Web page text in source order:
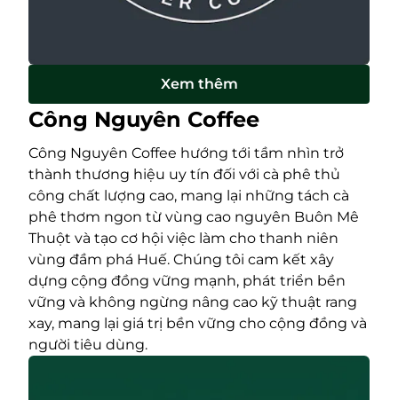
Xem thêm
Công Nguyên Coffee
Công Nguyên Coffee hướng tới tầm nhìn trở
thành thương hiệu uy tín đối với cà phê thủ
công chất lượng cao, mang lại những tách cà
phê thơm ngon từ vùng cao nguyên Buôn Mê
Thuột và tạo cơ hội việc làm cho thanh niên
vùng đầm phá Huế. Chúng tôi cam kết xây
dựng cộng đồng vững mạnh, phát triển bền
vững và không ngừng nâng cao kỹ thuật rang
xay, mang lại giá trị bền vững cho cộng đồng và
người tiêu dùng.